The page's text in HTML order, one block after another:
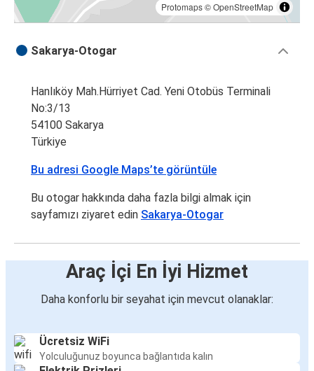
Protomaps©OpenStreetMap
Sakarya-Otogar
Hanlıköy Mah.Hürriyet Cad. Yeni Otobüs Terminali
No:3/13
54100 Sakarya
Türkiye
Bu adresi Google Maps’te görüntüle
Bu otogar hakkında daha fazla bilgi almak için
sayfamızı ziyaret edin Sakarya-Otogar
Araç İçi En İyi Hizmet
Daha konforlu bir seyahat için mevcut olanaklar:
Ücretsiz WiFi
Yolculuğunuz boyunca bağlantıda kalın